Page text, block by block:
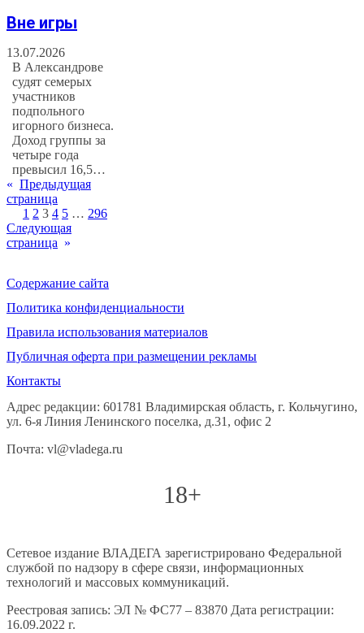
Вне игры
13.07.2026
В Александрове
судят семерых
участников
подпольного
игорного бизнеса.
Доход группы за
четыре года
превысил 16,5…
« Предыдущая
страница
1 2 3 4 5 … 296
Следующая
страница »
Содержание сайта
Политика конфиденциальности
Правила использования материалов
Публичная оферта при размещении рекламы
Контакты
Адрес редакции: 601781 Владимирская область, г. Кольчугино,
ул. 6-я Линия Ленинского поселка, д.31, офис 2
Почта: vl@vladega.ru
18+
Сетевое издание ВЛАДЕГА зарегистрировано Федеральной
службой по надзору в сфере связи, информационных
технологий и массовых коммуникаций.
Реестровая запись: ЭЛ № ФС77 – 83870 Дата регистрации:
16.09.2022 г.